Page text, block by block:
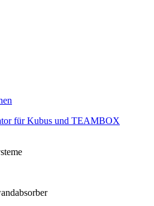
für Kubus und TEAMBOX